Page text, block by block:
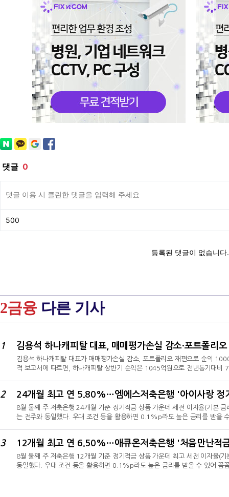
2금융 다른 기사
1
김용석 하나캐피탈 대표가 매매평가손실 감소, 포트폴리오 재편으로 순익
적 보고서에 따르면, 하나캐피탈 상반기 순익은 1045억원으로 전년동기대비
었고, 이를 바탕으로 수익성이 크게 개선 됐다"라고 설명했다.평가손실·충당
2
8월 둘째 주 저축은행 24개월 기준 정기적금 상품 가운데 세전 이자율(기본
는 전주와 동일했다. 우대 조건 등을 활용하면 0.1%p라도 높은 금리를 받을
단리 기준 12만2750원이다.이어 청주저축은행의 '단비 정기적금'이 연
3 12개월 최고 연 6.50%…애큐온저축은행 '처음만난적
8월 둘째 주 저축은행 12개월 기준 정기적금 상품 가운데 최고 세전 이자율(
동일했다. 우대 조건 등을 활용하면 0.1%p라도 높은 금리를 받을 수 있어 꼼